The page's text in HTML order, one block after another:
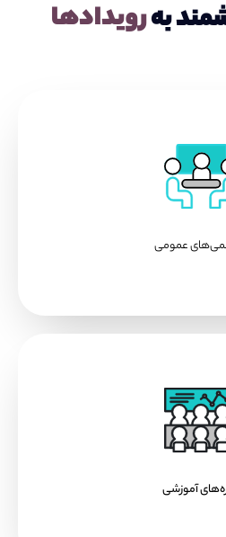
بهرویدادها
عمومی
آموزشی